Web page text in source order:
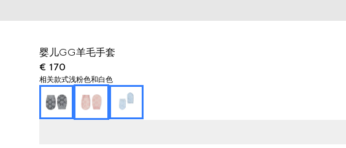
婴儿GG羊毛手套
€ 170
相关款式浅粉色和白色